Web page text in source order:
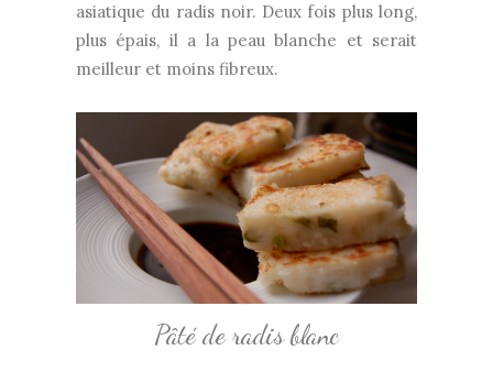
asiatique du radis noir. Deux fois plus long,
plus épais, il a la peau blanche et serait
meilleur et moins fibreux.
Pâté de radis blanc